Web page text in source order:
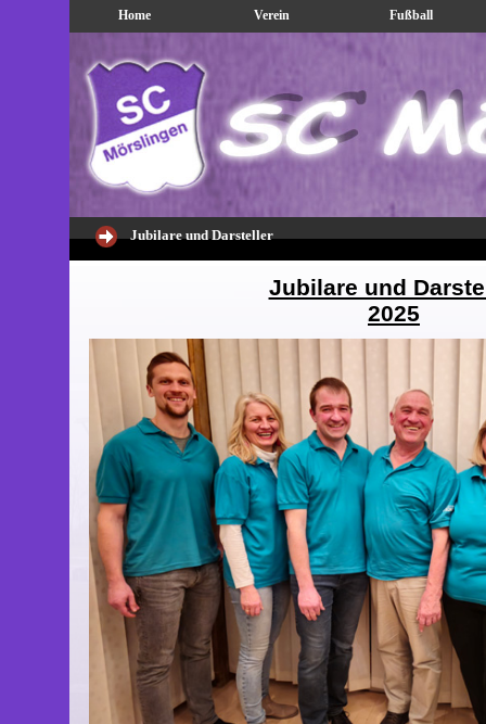
Jubilare und Darsteller
Jubilare und
2025
Home Verein Fußball